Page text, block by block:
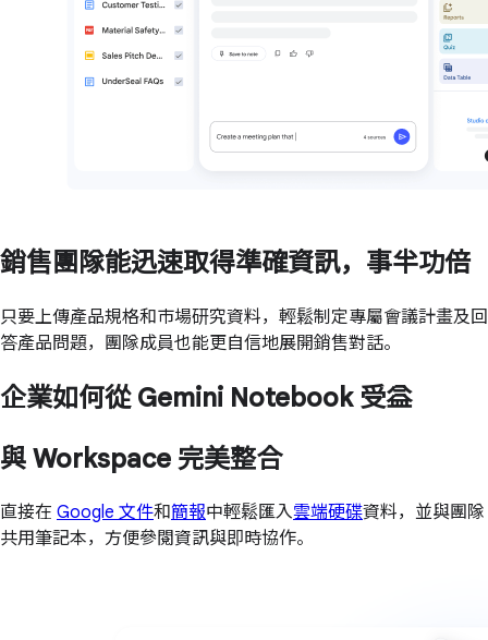
銷售團隊能迅速取得準確資訊，事半功倍
只要上傳產品規格和市場研究資料，輕鬆制定專屬會議計畫及回
答產品問題，團隊成員也能更自信地展開銷售對話。
企業如何從 Gemini Notebook 受益
與 Workspace 完美整合
直接在 Google 文件和簡報中輕鬆匯入雲端硬碟資料，並與團隊
共用筆記本，方便參閱資訊與即時協作。